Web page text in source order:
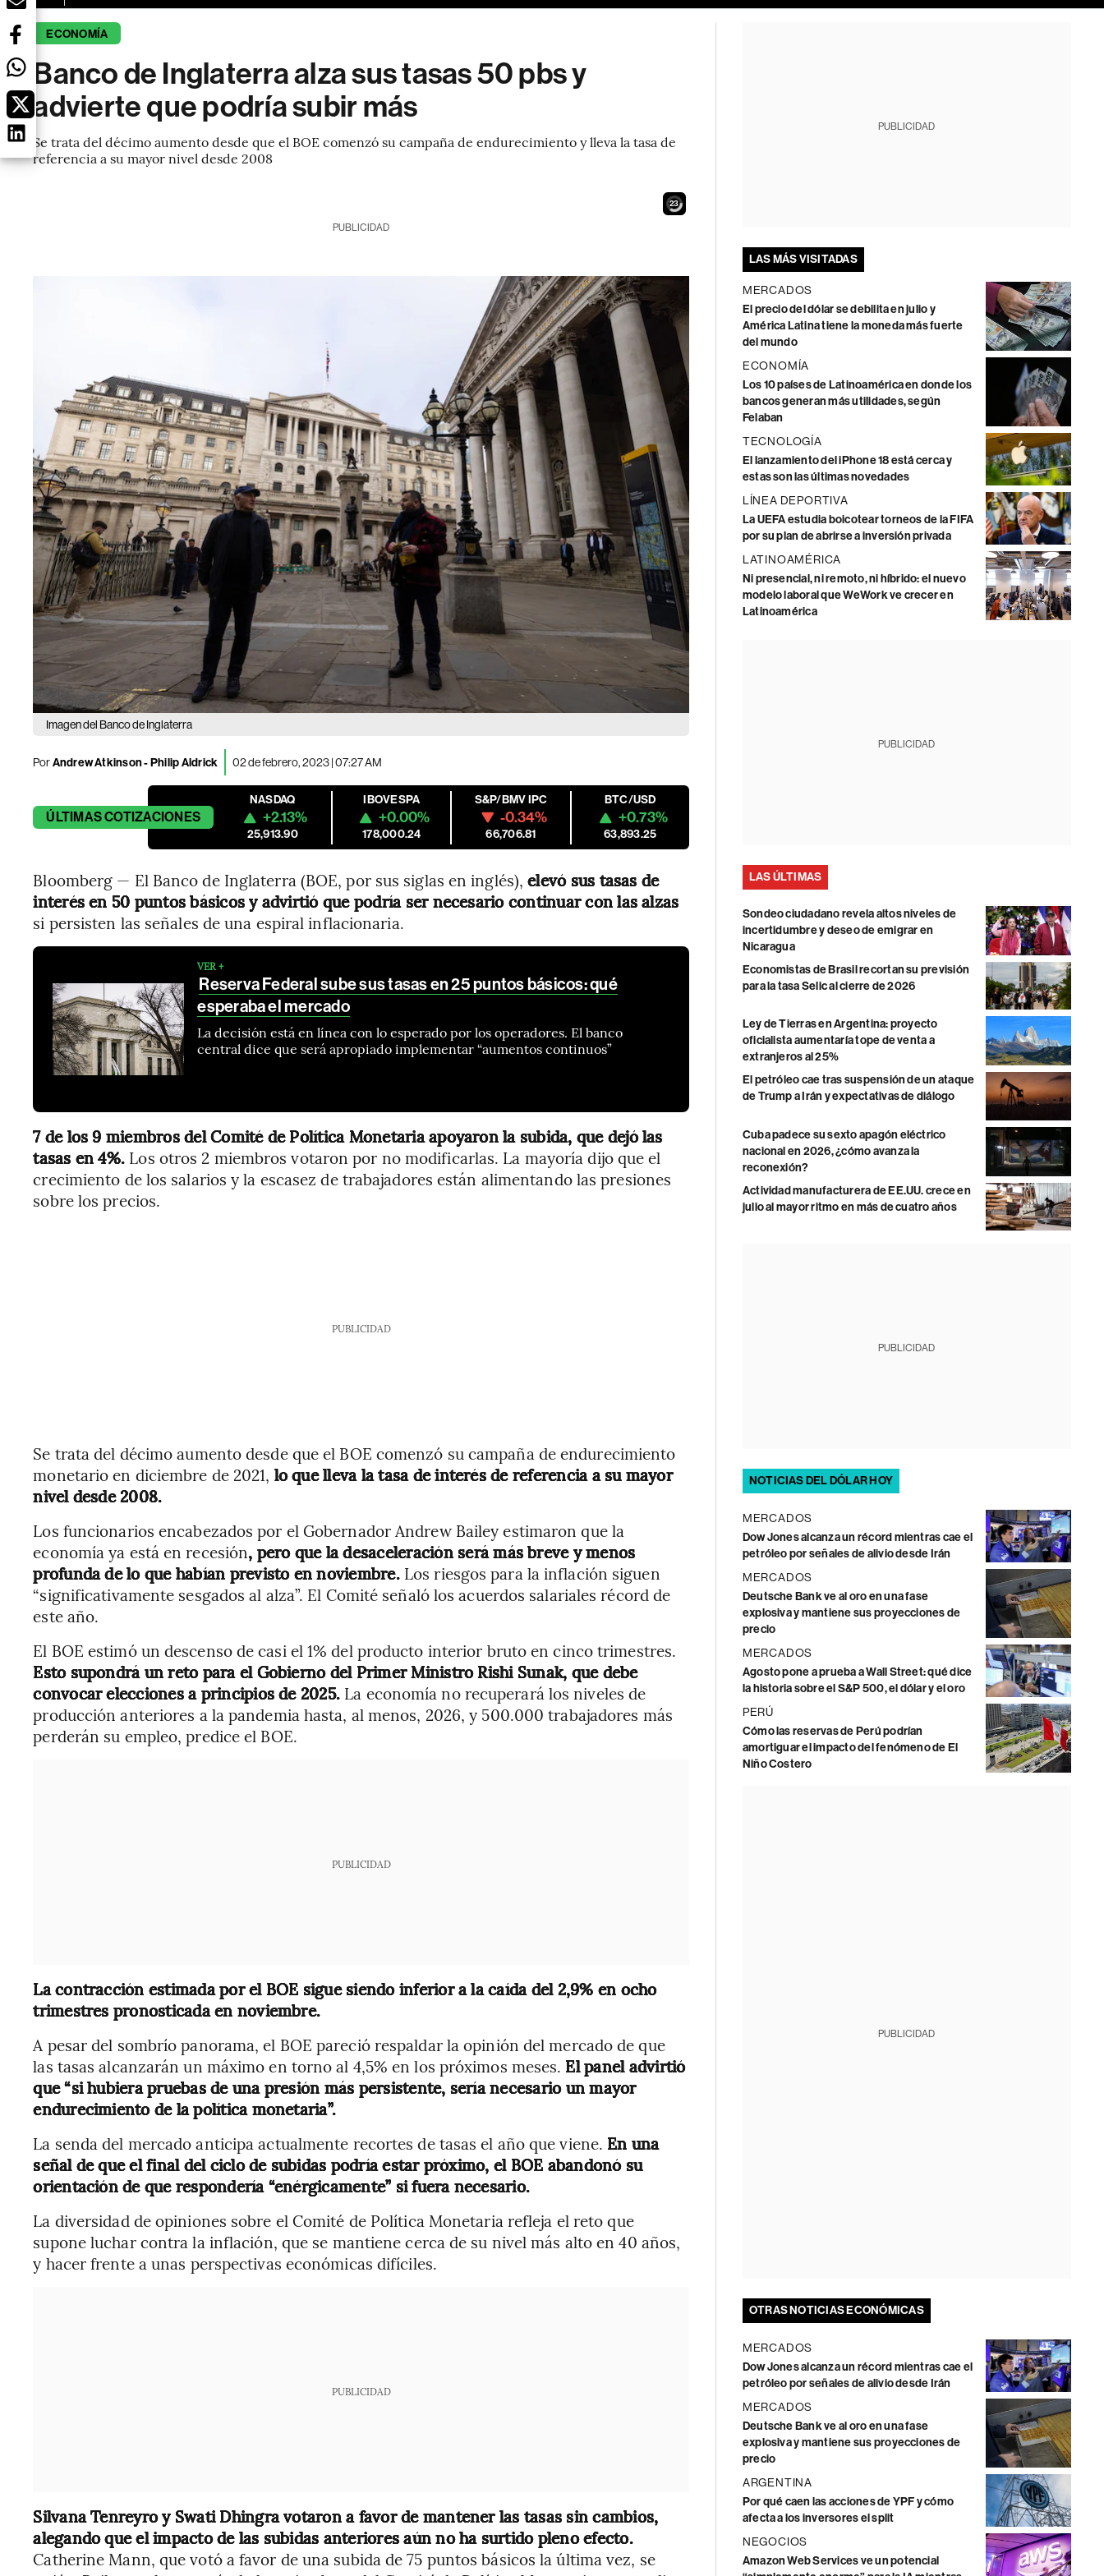
ECONOMÍA
Banco de Inglaterra alza sus tasas 50 pbs y
advierte que podría subir más
Se trata del décimo aumento desde que el BOE comenzó su campaña de endurecimiento y lleva la tasa de
referencia a su mayor nivel desde 2008
22
PUBLICIDAD
Imagen del Banco de Inglaterra
PorAndrew Atkinson - Philip Aldrick 02 de febrero, 2023 | 07:27 AM
ÚLTIMASCOTIZACIONES
NASDAQ
+2.13%
25,913.90
IBOVESPA
+0.00%
178,000.24
S&P/BMV IPC
-0.34%
66,706.81
BTC/USD
+0.73%
63,893.25
Bloomberg — El Banco de Inglaterra (BOE, por sus siglas en inglés),elevó sus tasas de
interés en 50 puntos básicos y advirtió que podría ser necesario continuar con las alzas
si persisten las señales de una espiral inflacionaria.
VER +
Reserva Federal sube sus tasas en 25 puntos básicos: qué
esperaba el mercado
La decisión está en línea con lo esperado por los operadores. El banco
central dice que será apropiado implementar “aumentos continuos”
7 de los 9 miembros del Comité de Política Monetaria apoyaron la subida, que dejó las
tasas en 4%. Los otros 2 miembros votaron por no modificarlas. La mayoría dijo que el
crecimiento de los salarios y la escasez de trabajadores están alimentando las presiones
sobre los precios.
PUBLICIDAD
Se trata del décimo aumento desde que el BOE comenzó su campaña de endurecimiento
monetario en diciembre de 2021, lo que lleva la tasa de interés de referencia a su mayor
nivel desde 2008.
Los funcionarios encabezados por el Gobernador Andrew Bailey estimaron que la
economía ya está en recesión, pero que la desaceleración será más breve y menos
profunda de lo que habían previsto en noviembre. Los riesgos para la inflación siguen
“significativamente sesgados al alza”. El Comité señaló los acuerdos salariales récord de
este año.
El BOE estimó un descenso de casi el 1% del producto interior bruto en cinco trimestres.
Esto supondrá un reto para el Gobierno del Primer Ministro Rishi Sunak, que debe
convocar elecciones a principios de 2025. La economía no recuperará los niveles de
producción anteriores a la pandemia hasta, al menos, 2026, y 500.000 trabajadores más
perderán su empleo, predice el BOE.
PUBLICIDAD
La contracción estimada por el BOE sigue siendo inferior a la caída del 2,9% en ocho
trimestres pronosticada en noviembre.
A pesar del sombrío panorama, el BOE pareció respaldar la opinión del mercado de que
las tasas alcanzarán un máximo en torno al 4,5% en los próximos meses. El panel advirtió
que “si hubiera pruebas de una presión más persistente, sería necesario un mayor
endurecimiento de la política monetaria”.
La senda del mercado anticipa actualmente recortes de tasas el año que viene. En una
señal de que el final del ciclo de subidas podría estar próximo, el BOE abandonó su
orientación de que respondería “enérgicamente” si fuera necesario.
La diversidad de opiniones sobre el Comité de Política Monetaria refleja el reto que
supone luchar contra la inflación, que se mantiene cerca de su nivel más alto en 40 años,
y hacer frente a unas perspectivas económicas difíciles.
PUBLICIDAD
Silvana Tenreyro y Swati Dhingra votaron a favor de mantener las tasas sin cambios,
alegando que el impacto de las subidas anteriores aún no ha surtido pleno efecto.
Catherine Mann, que votó a favor de una subida de 75 puntos básicos la última vez, se
PUBLICIDAD
LAS MÁS VISITADAS
MERCADOS
El precio del dólar se debilita en julio y
América Latina tiene la moneda más fuerte
del mundo
ECONOMÍA
Los 10 países de Latinoamérica en donde los
bancos generan más utilidades, según
Felaban
TECNOLOGÍA
El lanzamiento del iPhone 18 está cerca y
estas son las últimas novedades
LÍNEA DEPORTIVA
La UEFA estudia boicotear torneos de la FIFA
por su plan de abrirse a inversión privada
LATINOAMÉRICA
Ni presencial, ni remoto, ni híbrido: el nuevo
modelo laboral que WeWork ve crecer en
Latinoamérica
PUBLICIDAD
LAS ÚLTIMAS
Sondeo ciudadano revela altos niveles de
incertidumbre y deseo de emigrar en
Nicaragua
Economistas de Brasil recortan su previsión
para la tasa Selic al cierre de 2026
Ley de Tierras en Argentina: proyecto
oficialista aumentaría tope de venta a
extranjeros al 25%
El petróleo cae tras suspensión de un ataque
de Trump a Irán y expectativas de diálogo
Cuba padece su sexto apagón eléctrico
nacional en 2026, ¿cómo avanza la
reconexión?
Actividad manufacturera de EE.UU. crece en
julio al mayor ritmo en más de cuatro años
PUBLICIDAD
NOTICIAS DEL DÓLAR HOY
MERCADOS
Dow Jones alcanza un récord mientras cae el
petróleo por señales de alivio desde Irán
MERCADOS
Deutsche Bank ve al oro en una fase
explosiva y mantiene sus proyecciones de
precio
MERCADOS
Agosto pone a prueba a Wall Street: qué dice
la historia sobre el S&P 500, el dólar y el oro
PERÚ
Cómo las reservas de Perú podrían
amortiguar el impacto del fenómeno de El
Niño Costero
PUBLICIDAD
OTRAS NOTICIAS ECONÓMICAS
MERCADOS
Dow Jones alcanza un récord mientras cae el
petróleo por señales de alivio desde Irán
MERCADOS
Deutsche Bank ve al oro en una fase
explosiva y mantiene sus proyecciones de
precio
ARGENTINA
Por qué caen las acciones de YPF y cómo
afecta a los inversores el split
NEGOCIOS
Amazon Web Services ve un potencial